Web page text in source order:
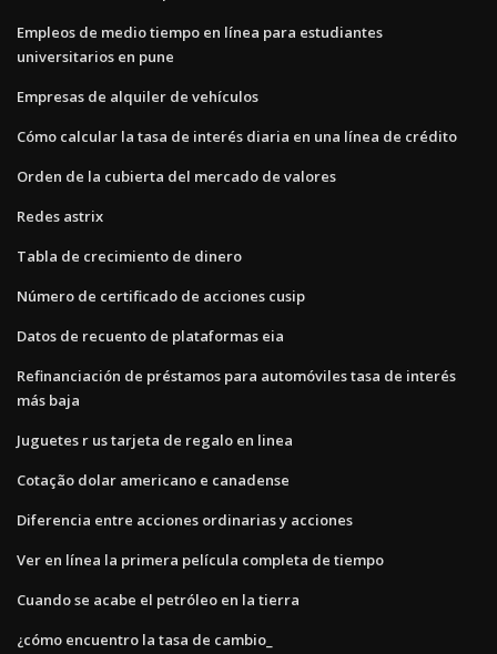
Empleos de medio tiempo en línea para estudiantes
universitarios en pune
Empresas de alquiler de vehículos
Cómo calcular la tasa de interés diaria en una línea de crédito
Orden de la cubierta del mercado de valores
Redes astrix
Tabla de crecimiento de dinero
Número de certificado de acciones cusip
Datos de recuento de plataformas eia
Refinanciación de préstamos para automóviles tasa de interés
más baja
Juguetes r us tarjeta de regalo en linea
Cotação dolar americano e canadense
Diferencia entre acciones ordinarias y acciones
Ver en línea la primera película completa de tiempo
Cuando se acabe el petróleo en la tierra
¿cómo encuentro la tasa de cambio_